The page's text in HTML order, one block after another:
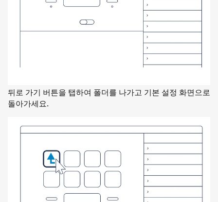
뒤로 가기 버튼을 탭하여 폴더를 나가고 기본 설정 화면으로
돌아가세요.